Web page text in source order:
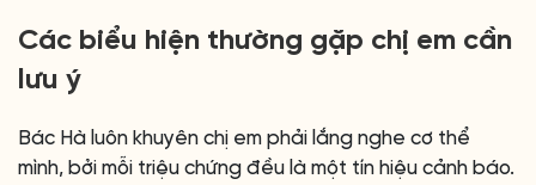
Các biểu hiện thường gặp chị em cần
lưu ý
Bác Hà luôn khuyên chị em phải lắng nghe cơ thể
mình, bởi mỗi triệu chứng đều là một tín hiệu cảnh báo.